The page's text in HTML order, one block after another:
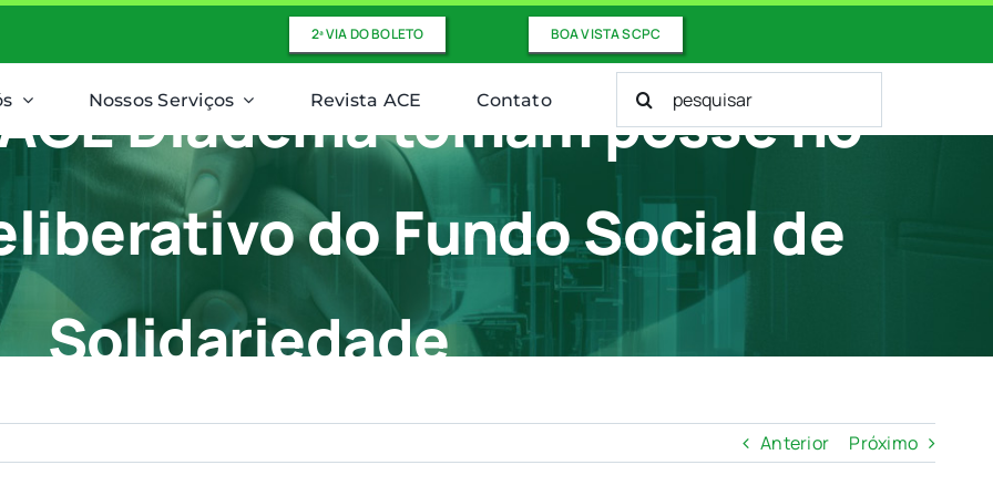
2ª VIA DO BOLETO BOA VISTA SCPC
Nossos Serviços Revista ACE Contato
Buscar
resultados
para:
Diadema tomam posse no
do Fundo Social de
Solidariedade
Anterior Próximo